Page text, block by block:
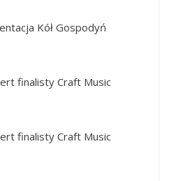
Kół Gospodyń
finalisty Craft Music
finalisty Craft Music